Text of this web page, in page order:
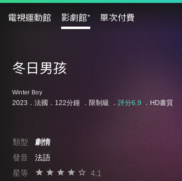
電視運動館 影劇館⁺ 單次付費
冬日男孩
Winter Boy
2023．法國．122分鐘 ． 限制級 ． 評分6.9．HD畫質
類型
劇情
發音
法語
星等
4.1